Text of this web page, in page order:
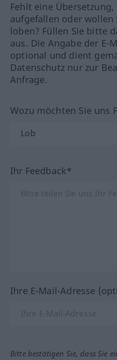
Fehlt eine
aufgefallen oder wollen
loben? Füllen Sie bitte
aus. Die Angabe der E-
optional und dient
Datenschutz nur zur
Anfrage.
Wozu möchten Sie uns
Ihr Feedback*
Ihre E-Mail-Adresse
Bitte bestätigen Sie, dass Sie